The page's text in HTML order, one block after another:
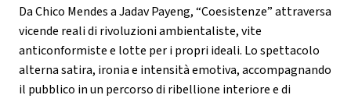
Da Chico Mendes a Jadav Payeng, “Coesistenze” attraversa
vicende reali di rivoluzioni ambientaliste, vite
anticonformiste e lotte per i propri ideali. Lo spettacolo
alterna satira, ironia e intensità emotiva, accompagnando
il pubblico in un percorso di ribellione interiore e di